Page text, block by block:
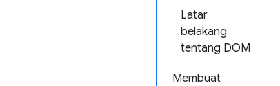
Latar
belakang
tentang DOM
Membuat